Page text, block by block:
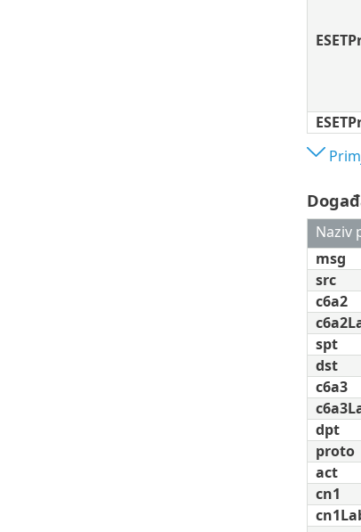
Naziv
msg
src
c6a2
spt
dst
c6a3
dpt
proto
act
cn1